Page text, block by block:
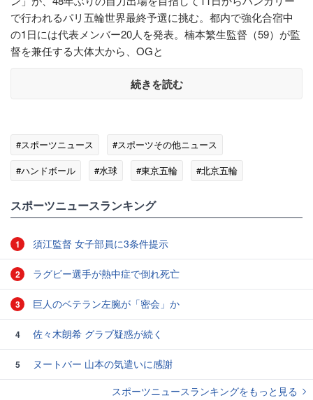
で行われるパリ五輪世界最終予選に挑む。都内で強化合宿中
の1日には代表メンバー20人を発表。楠本繁生監督（59）が監
督を兼任する大体大から、OGと
続きを読む
#スポーツニュース
#スポーツその他ニュース
#ハンドボール
#水球 #東京五輪
#北京五輪
スポーツニュースランキング
1 須江監督 女子部員に3条件提示
2 ラグビー選手が熱中症で倒れ死亡
3 巨人のベテラン左腕が「密会」か
4 佐々木朗希 グラブ疑惑が続く
5
ヌートバー 山本の気遣いに感謝
スポーツニュースランキングをもっと見る